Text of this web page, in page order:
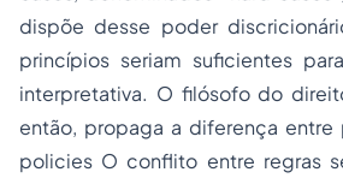
dispõe desse poder
princípios seriam suficientes
interpretativa. O filósofo do
então, propaga a diferença entre
policies O conflito entre regras